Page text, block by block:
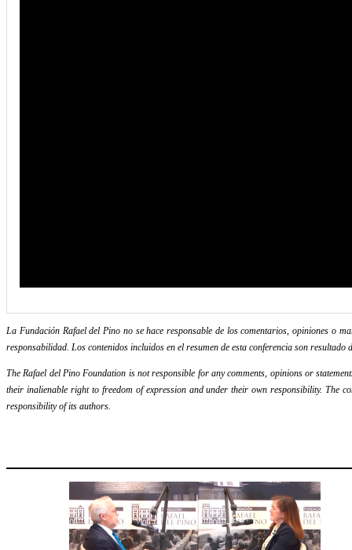
La Fundación Rafael del Pino no se hace responsable de los comentarios, opiniones o
responsabilidad. Los contenidos incluidos en el resumen de esta conferencia son
The Rafael del Pino Foundation is not responsible for any comments, opinions or
their inalienable right to freedom of expression and under their own responsibility. The
responsibility of its authors.